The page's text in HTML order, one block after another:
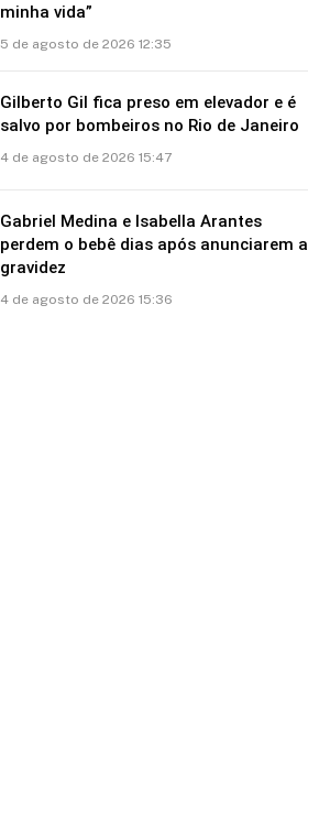
minha vida”
5 de agosto de 2026 12:35
Gilberto Gil fica preso em elevador e é
salvo por bombeiros no Rio de Janeiro
4 de agosto de 2026 15:47
Gabriel Medina e Isabella Arantes
perdem o bebê dias após anunciarem a
gravidez
4 de agosto de 2026 15:36